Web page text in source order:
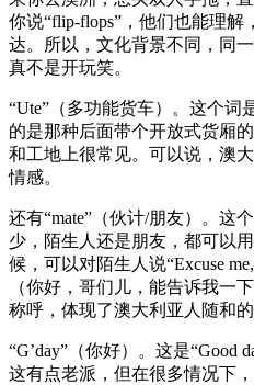
你说“flip-flops”，他们也能理解
达。所以，文化背景不同，同
真不是开玩笑。
“Ute”（多功能货车）。这个词
的是那种后面带个开放式货厢
和工地上很常见。可以说，澳
情感。
还有“mate”（伙计/朋友）。这
少，陌生人还是朋友，都可以
候，可以对陌生人说“Excuse
（你好，哥们儿，能告诉我
称呼，体现了澳大利亚人随和的
“G’day”（你好）。这是“Good
这有点老派，但在很多情况下